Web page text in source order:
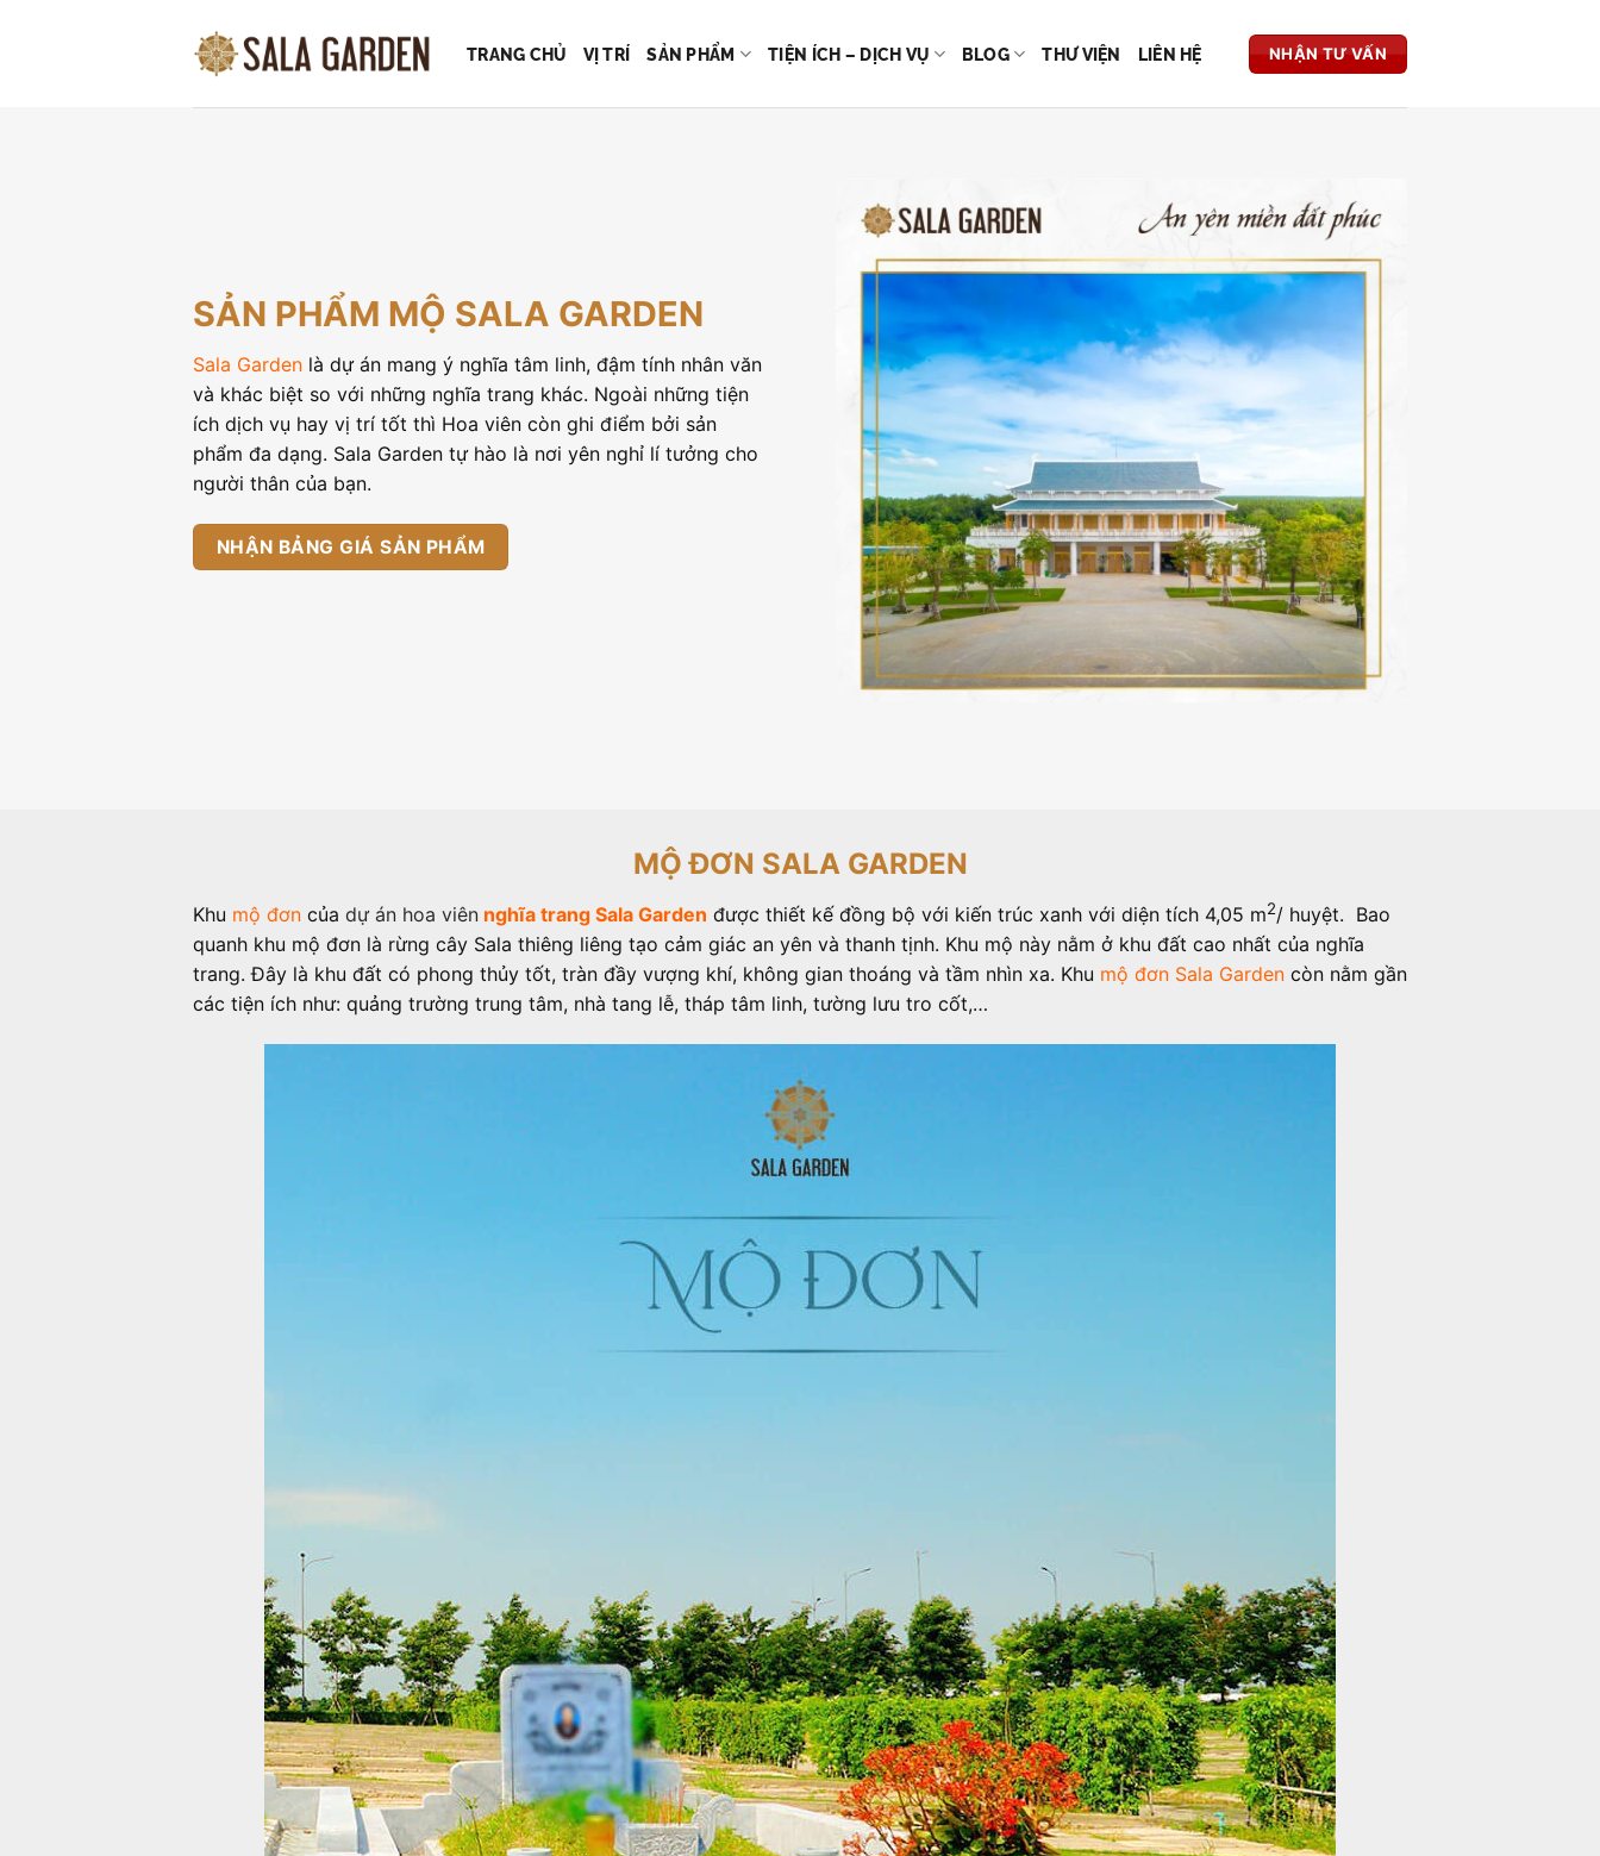
TRANG CHỦ VỊ TRÍ SẢN PHẨM TIỆN ÍCH – DỊCH VỤ BLOG THƯ VIỆN LIÊN HỆ NHẬN TƯ VẤN
SẢN PHẨM MỘ SALA GARDEN
Sala Garden là dự án mang ý nghĩa tâm linh, đậm tính nhân văn
và khác biệt so với những nghĩa trang khác. Ngoài những tiện
ích dịch vụ hay vị trí tốt thì Hoa viên còn ghi điểm bởi sản
phẩm đa dạng. Sala Garden tự hào là nơi yên nghỉ lí tưởng cho
người thân của bạn.
NHẬN BẢNG GIÁ SẢN PHẨM
MỘ ĐƠN SALA GARDEN
Khu mộ đơn của dự án hoa viên nghĩa trang Sala Garden được thiết kế đồng bộ với kiến trúc xanh với diện tích 4,05 m2/ huyệt. Bao
quanh khu mộ đơn là rừng cây Sala thiêng liêng tạo cảm giác an yên và thanh tịnh. Khu mộ này nằm ở khu đất cao nhất của nghĩa
trang. Đây là khu đất có phong thủy tốt, tràn đầy vượng khí, không gian thoáng và tầm nhìn xa. Khu mộ đơn Sala Garden còn nằm gần
các tiện ích như: quảng trường trung tâm, nhà tang lễ, tháp tâm linh, tường lưu tro cốt,…